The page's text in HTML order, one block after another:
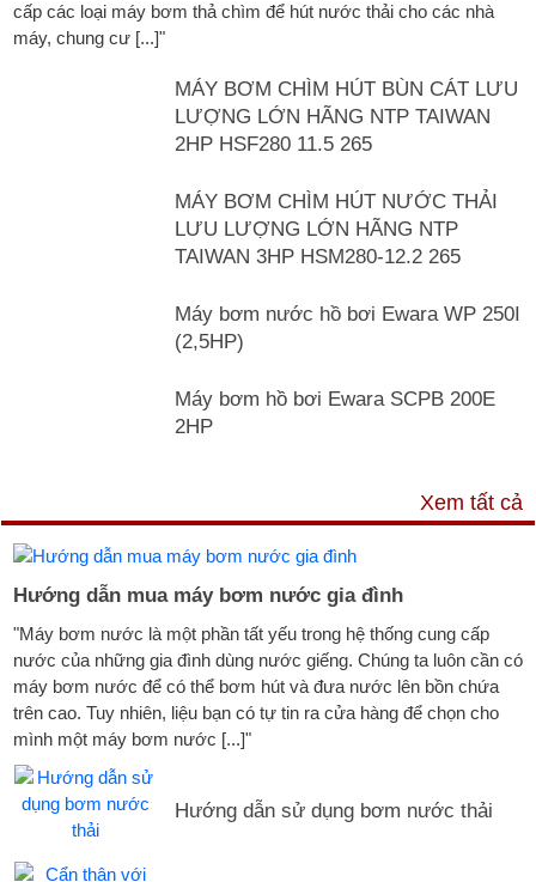
cấp các loại máy bơm thả chìm để hút nước thải cho các nhà
máy, chung cư [...]"
MÁY BƠM CHÌM HÚT BÙN CÁT LƯU
LƯỢNG LỚN HÃNG NTP TAIWAN
2HP HSF280 11.5 265
MÁY BƠM CHÌM HÚT NƯỚC THẢI
LƯU LƯỢNG LỚN HÃNG NTP
TAIWAN 3HP HSM280-12.2 265
Máy bơm nước hồ bơi Ewara WP 250I
(2,5HP)
Máy bơm hồ bơi Ewara SCPB 200E
2HP
Xem tất cả
Hướng dẫn mua máy bơm nước gia đình
"Máy bơm nước là một phần tất yếu trong hệ thống cung cấp
nước của những gia đình dùng nước giếng. Chúng ta luôn cần có
máy bơm nước để có thể bơm hút và đưa nước lên bồn chứa
trên cao. Tuy nhiên, liệu bạn có tự tin ra cửa hàng để chọn cho
mình một máy bơm nước [...]"
Hướng dẫn sử dụng bơm nước thải